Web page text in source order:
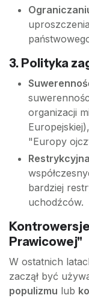
3. Polityka
organizacji
"Europy
bardziej
uchodźców.
Prawicowej"
W ostatnich
zaczął być
populizmu lub